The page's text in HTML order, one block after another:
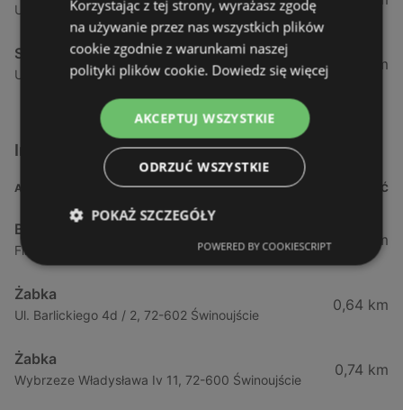
Ul. Górna (obok Szczecina) 7a, 71-218 Mierzyn
Stokrotka
Ul. Tatrzańska 3, 71-474 Szczecin
52,51 km
Inne sklepy Supermarkety w pobliżu
ADRES ODLEGŁOŚĆ
Biedronka
Fińska 4, 72-602 Świnoujście
0,23 km
Żabka
Ul. Barlickiego 4d / 2, 72-602 Świnoujście
0,64 km
Żabka
Wybrzeze Władysława Iv 11, 72-600 Świnoujście
0,74 km
Korzystając z tej strony, wyrażasz zgodę
na używanie przez nas wszystkich plików
cookie zgodnie z warunkami naszej
polityki plików cookie. Dowiedz się więcej
AKCEPTUJ WSZYSTKIE
ODRZUĆ WSZYSTKIE
POKAŻ SZCZEGÓŁY
POWERED BY COOKIESCRIPT